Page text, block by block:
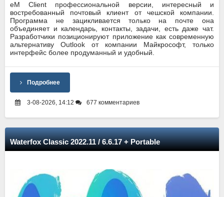
eM Client профессиональной версии, интересный и
востребованный почтовый клиент от чешской компании.
Программа не зацикливается только на почте она
объединяет и календарь, контакты, задачи, есть даже чат.
Разработчики позиционируют приложение как современную
альтернативу Outlook от компании Майкрософт, только
интерфейс более продуманный и удобный.
Подробнее
3-08-2026, 14:12 677 комментариев
Waterfox Classic 2022.11 / 6.6.17 + Portable